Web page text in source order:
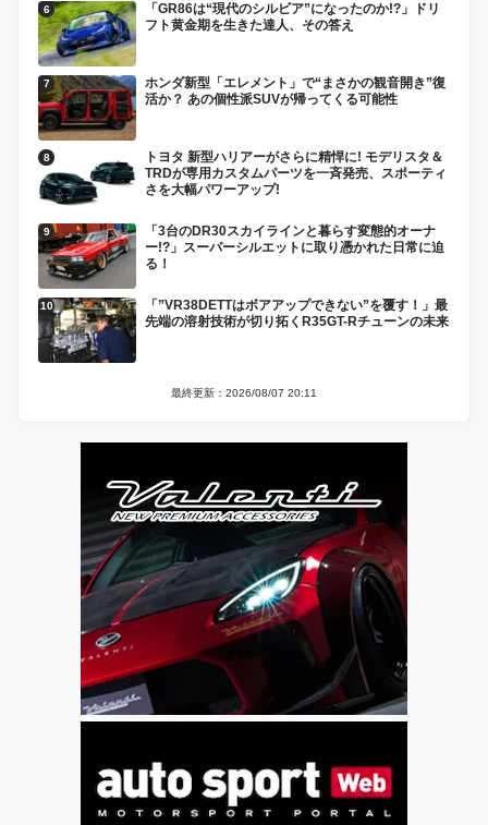
「GR86は“現代のシルビア”になったのか!?」ドリ
フト黄金期を生きた達人、その答え
ホンダ新型「エレメント」で“まさかの観音開き”復
活か？ あの個性派SUVが帰ってくる可能性
トヨタ 新型ハリアーがさらに精悍に! モデリスタ＆
TRDが専用カスタムパーツを一斉発売、スポーティ
さを大幅パワーアップ!
「3台のDR30スカイラインと暮らす変態的オーナ
ー!?」スーパーシルエットに取り憑かれた日常に迫
る！
「”VR38DETTはボアアップできない”を覆す！」最
先端の溶射技術が切り拓くR35GT-Rチューンの未来
最終更新：2026/08/07 20:11